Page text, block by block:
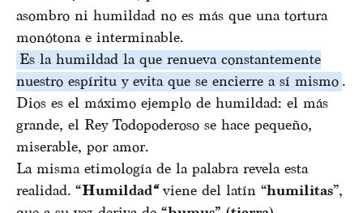
asombro ni humildad no es más que una tortura
monótona e interminable.
Es la humildad la que renueva constantemente
nuestro espíritu y evita que se encierre a sí mismo .
Dios es el máximo ejemplo de humildad: el más
grande, el Rey Todopoderoso se hace pequeño,
miserable, por amor.
La misma etimología de la palabra revela esta
realidad. “Humildad“viene del latín “humilitas”,